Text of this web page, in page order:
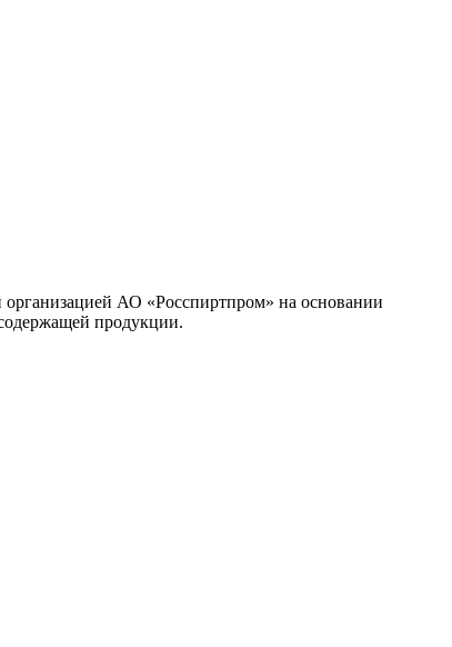
организацией АО «Росспиртпром» на основании
продукции.